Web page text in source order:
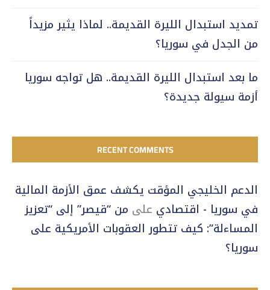
تمديد استبدال الليرة القديمة.. لماذا يثير مزيداً
من الجدل في سوريا؟
ما بعد استبدال الليرة القديمة.. هل تواجه سوريا
أزمة سيولة جديدة؟
RECENT COMMENTS
الدعم الخليجي المؤقت يكشف عمق الأزمة المالية
في سوريا - اقتصادي على من “قيصر” إلى “تعزيز
المساءلة”: كيف تتطور العقوبات الأمريكية على
سوريا؟